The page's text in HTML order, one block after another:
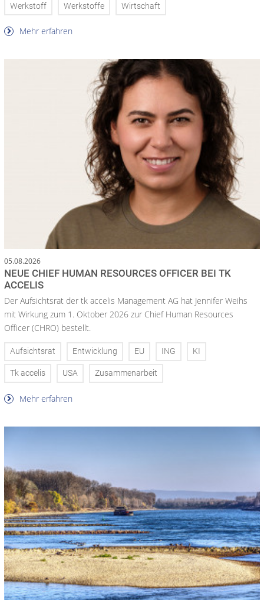
Werkstoff Werkstoffe Wirtschaft
Mehr erfahren
05.08.2026
NEUE CHIEF HUMAN RESOURCES OFFICER BEI TK
ACCELIS
Der Aufsichtsrat der tk accelis Management AG hat Jennifer Weihs
mit Wirkung zum 1. Oktober 2026 zur Chief Human Resources
Officer (CHRO) bestellt.
Aufsichtsrat Entwicklung EU ING KI
Tk accelis USA Zusammenarbeit
Mehr erfahren